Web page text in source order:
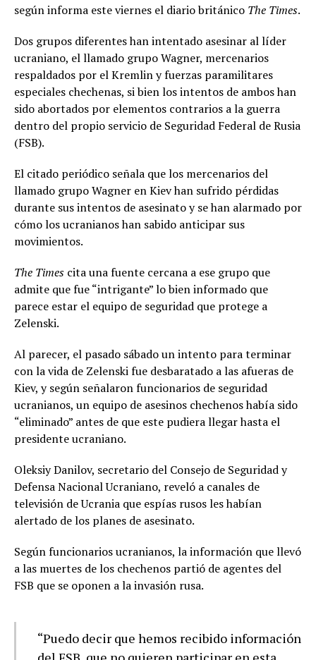
según informa este viernes el diario británico The Times.
Dos grupos diferentes han intentado asesinar al líder
ucraniano, el llamado grupo Wagner, mercenarios
respaldados por el Kremlin y fuerzas paramilitares
especiales chechenas, si bien los intentos de ambos han
sido abortados por elementos contrarios a la guerra
dentro del propio servicio de Seguridad Federal de Rusia
(FSB).
El citado periódico señala que los mercenarios del
llamado grupo Wagner en Kiev han sufrido pérdidas
durante sus intentos de asesinato y se han alarmado por
cómo los ucranianos han sabido anticipar sus
movimientos.
The Times cita una fuente cercana a ese grupo que
admite que fue “intrigante” lo bien informado que
parece estar el equipo de seguridad que protege a
Zelenski.
Al parecer, el pasado sábado un intento para terminar
con la vida de Zelenski fue desbaratado a las afueras de
Kiev, y según señalaron funcionarios de seguridad
ucranianos, un equipo de asesinos chechenos había sido
“eliminado” antes de que este pudiera llegar hasta el
presidente ucraniano.
Oleksiy Danilov, secretario del Consejo de Seguridad y
Defensa Nacional Ucraniano, reveló a canales de
televisión de Ucrania que espías rusos les habían
alertado de los planes de asesinato.
Según funcionarios ucranianos, la información que llevó
a las muertes de los chechenos partió de agentes del
FSB que se oponen a la invasión rusa.
“Puedo decir que hemos recibido información